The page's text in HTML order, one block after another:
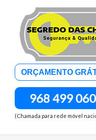
content
Abertura
24H
ORÇAMENTO
968 499 060
(Chamada para rede móvel